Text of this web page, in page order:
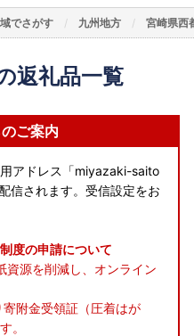
でさがす 九州地方 宮崎県西
返礼品一覧
ご案内
アドレス「miyazaki-saito
信されます。受信設定をお
度の申請について
資源を削減し、オンライン
附金受領証（圧着はが
。